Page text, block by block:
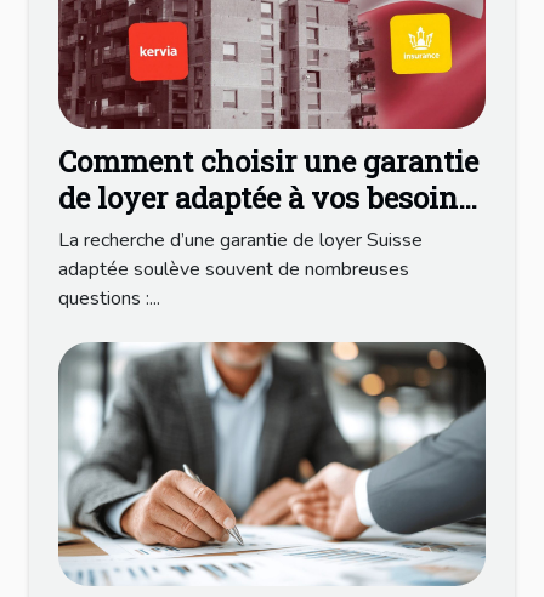
Comment choisir une garantie
de loyer adaptée à vos besoins
en Suisse ?
La recherche d’une garantie de loyer Suisse
adaptée soulève souvent de nombreuses
questions :...